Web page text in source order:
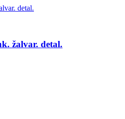
žalvar. detal.